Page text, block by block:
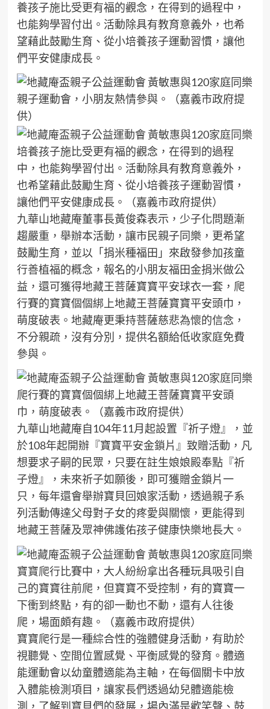
養孩子施比受更有福的觀念，在得到的過程中，
也能夠學習付出。活動除具有教育意義外，也希
望藉此鼓勵生育、從小培養孩子運動習慣，讓他
們平安健康成長。
親子運動會，小朋友熱情參與。（嘉義市政府提
供）
培養孩子施比受更有福的觀念，在得到的過程
中，也能夠學習付出。活動除具有教育意義外，
也希望藉此鼓勵生育、從小培養孩子運動習慣，
讓他們平安健康成長。（嘉義市政府提供）
九華山地藏庵董事長黃俊森表示，少子化問題漸
趨嚴重，舉辦本活動，讓市民親子同樂，更希望
鼓勵生育，並以「捐米種福田」來啟發參加孩童
行善植福的概念，報名的小朋友福田金捐米做公
益，還可獲得地藏王菩薩寶寶平安球衣一套，爬
行賽的寶寶個個綁上地藏王菩薩寶寶平安頭巾，
萌度破表。地藏庵更秉持菩薩慈悲為懷的信念，
不分親疏，沒有分別，提供名額給低收家庭免費
參與。
爬行賽的寶寶個個綁上地藏王菩薩寶寶平安頭
巾，萌度破表。（嘉義市政府提供）
九華山地藏庵自104年11月起設置『祈子燈』，並
於108年起開辦『寶寶平安金鎖片』致贈活動，凡
想要求子嗣的民眾，只要在註生娘娘殿奉點『祈
子燈』，未來祈子如願後，即可獲贈金鎖片一
只，每年還會舉辦寶貝回娘家活動，透過親子系
列活動傳達父母對子女的疼愛與關懷，更能得到
地藏王菩薩及眾神佛護佑孩子健康快樂地長大。
寶寶爬行比賽中，大人紛紛拿出各種玩具吸引自
己的寶寶往前爬，但寶寶不受控制，有的寶寶一
下衝到終點，有的卻一動也不動，還有人往後
爬，場面頗有趣。（嘉義市政府提供）
寶寶爬行是一種綜合性的強體健身活動，有助於
視聽覺、空間位置感覺、平衡感覺的發育。體適
能運動會以幼童體適能為主軸，在每個關卡中放
入體能檢測項目，讓家長們透過幼兒體適能檢
測，了解到寶貝們的發展，場內滿是歡笑聲、鼓